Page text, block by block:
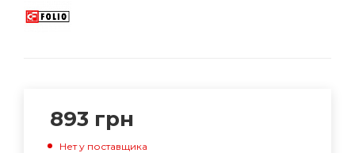
893 грн
Нет у поставщика